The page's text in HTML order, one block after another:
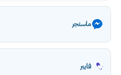
ماسنجر
فايبر